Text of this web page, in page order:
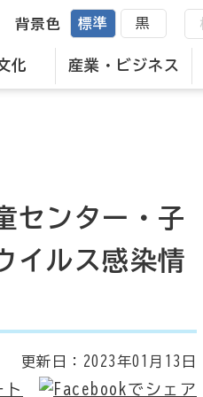
化 産業・ビジネス
背景色 標準 黒
センター・子
イルス感染情
更新日： 2023年01月13日